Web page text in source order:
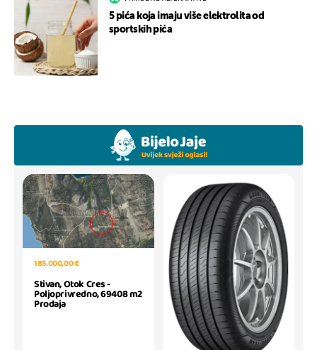
5 pića koja imaju više elektrolita od
sportskih pića
185.000,00 €
Stivan, Otok Cres -
Poljoprivredno, 69408 m2
Prodaja